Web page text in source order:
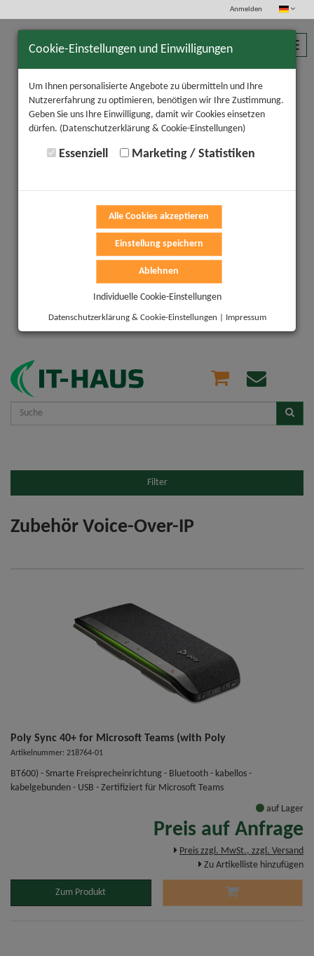
Anmelden
Cookie-Einstellungen und Einwilligungen
Um Ihnen personalisierte Angebote zu übermitteln und Ihre
Nutzererfahrung zu optimieren, benötigen wir Ihre Zustimmung.
Geben Sie uns Ihre Einwilligung, damit wir Cookies einsetzen
dürfen. (Datenschutzerklärung & Cookie-Einstellungen)
Essenziell Marketing / Statistiken
Alle Cookies akzeptieren
Einstellung speichern
Ablehnen
Individuelle Cookie-Einstellungen
Datenschutzerklärung & Cookie-Einstellungen Impressum
Filter
Zubehör Voice-Over-IP
Poly Sync 40+ for Microsoft Teams (with Poly
Artikelnummer: 218764-01
BT600) - Smarte Freisprecheinrichtung - Bluetooth - kabellos -
kabelgebunden - USB - Zertifiziert für Microsoft Teams
auf Lager
Preis auf Anfrage
Preis zzgl. MwSt., zzgl. Versand
Zu Artikelliste hinzufügen
Zum Produkt